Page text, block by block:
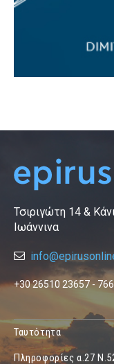
Τσιριγώτη 14 &
Ιωάννινα
+30 26510 23657 -
Ταυτότητα
Πληροφορίες α.27